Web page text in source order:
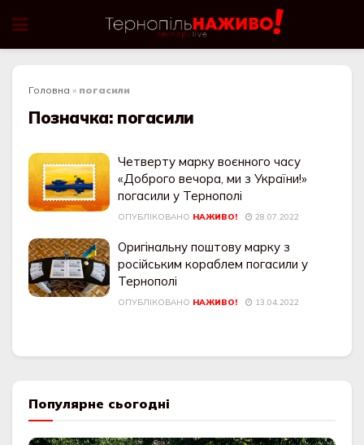
Головна » погасили
Позначка: погасили
Четверту марку воєнного часу
«Доброго вечора, ми з України!»
погасили у Тернополі
ОПУБЛІКОВАНО НАЖИВО! 28.07.2022
Оригінальну поштову марку з
російським кораблем погасили у
Тернополі
ОПУБЛІКОВАНО НАЖИВО! 13.04.2022
Популярне сьогодні